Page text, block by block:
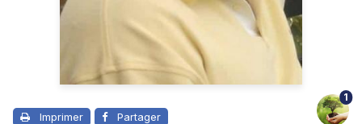
Imprimer Partager
1